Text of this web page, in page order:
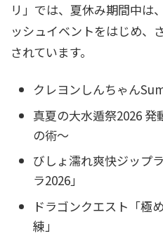
リ」では、夏休み期間中は
ッシュイベントをはじめ、
されています。
クレヨンしんちゃん
真夏の大水遁祭2026
の術～
びしょ濡れ爽快ジップ
ラ2026」
ドラゴンクエスト「極
練」